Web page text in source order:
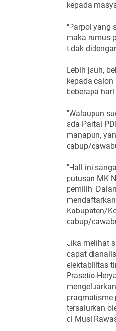
kepada
"Parpol yang
maka rumus
tidak
Lebih jauh,
kepada calon
beberapa
"Walaupun
ada Partai
manapun,
cabup/
"Hall ini
putusan MK
pemilih.
Kabupaten/
cabup/
Jika melihat
dapat
elektabilitas
Prasetio-
pragmatisme
tersalurkan
di Musi